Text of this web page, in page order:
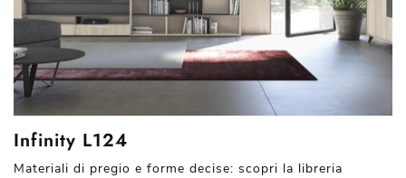
Infinity L124
Materiali di pregio e forme decise: scopri la libreria